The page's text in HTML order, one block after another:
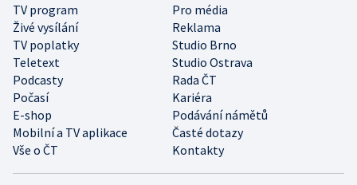
TV program
Pro média
Živé vysílání
Reklama
TV poplatky
Studio Brno
Teletext
Studio Ostrava
Podcasty
Rada ČT
Počasí
Kariéra
E-shop
Podávání námětů
Mobilní a TV aplikace
Časté dotazy
Vše o ČT
Kontakty